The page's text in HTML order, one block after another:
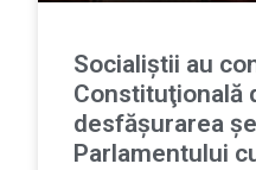
Socialiştii au
Constituţională
desfășurarea
Parlamentului